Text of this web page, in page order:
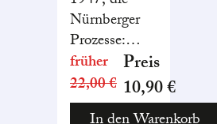
Nürnberger
Prozesse:
Einer der
Angeklagten
ist Ernst von
früher
22,00 €
Preis
10,90 €